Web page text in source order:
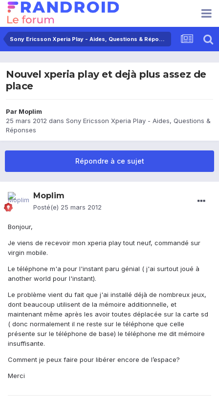
Sony Ericsson Xperia Play - Aides, Questions & Réponses
Nouvel xperia play et dejà plus assez de
place
Par Moplim
25 mars 2012 dans Sony Ericsson Xperia Play - Aides, Questions &
Réponses
Répondre à ce sujet
Moplim
Posté(e) 25 mars 2012
Bonjour,
Je viens de recevoir mon xperia play tout neuf, commandé sur
virgin mobile.
Le téléphone m'a pour l'instant paru génial ( j'ai surtout joué à
another world pour l'instant).
Le problème vient du fait que j'ai installé déjà de nombreux jeux,
dont beaucoup utilisent de la mémoire additionnelle, et
maintenant même après les avoir toutes déplacée sur la carte sd
( donc normalement il ne reste sur le téléphone que celle
présente sur le téléphone de base) le téléphone me dit mémoire
insuffisante.
Comment je peux faire pour libérer encore de l’espace?
Merci